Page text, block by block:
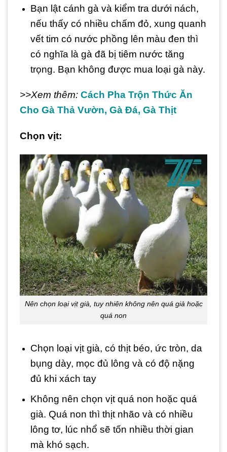
Bạn lật cánh gà và kiểm tra dưới nách,
nếu thấy có nhiều chấm đỏ, xung quanh
vết tim có nước phồng lên màu đen thì
có nghĩa là gà đã bị tiêm nước tăng
trọng. Bạn không được mua loại gà này.
>>Xem thêm: Cách Pha Trộn Thức Ăn
Cho Gà Thả Vườn, Gà Đá, Gà Thịt
Chọn vịt:
Nên chọn loại vịt già, tuy nhiên không nên quá già hoặc
quá non
Chọn loại vịt già, có thịt béo, ức tròn, da
bụng dày, mọc đủ lông và có độ nặng
đủ khi xách tay
Không nên chọn vịt quá non hoặc quá
già. Quá non thì thịt nhão và có nhiều
lông tơ, lúc nhổ sẽ tốn nhiều thời gian
mà khó sạch.